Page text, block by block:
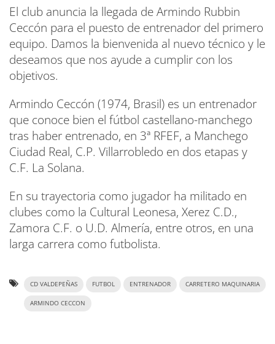
El club anuncia la llegada de Armindo Rubbin
Ceccón para el puesto de entrenador del primero
equipo. Damos la bienvenida al nuevo técnico y le
deseamos que nos ayude a cumplir con los
objetivos.
Armindo Ceccón (1974, Brasil) es un entrenador
que conoce bien el fútbol castellano-manchego
tras haber entrenado, en 3ª RFEF, a Manchego
Ciudad Real, C.P. Villarrobledo en dos etapas y
C.F. La Solana.
En su trayectoria como jugador ha militado en
clubes como la Cultural Leonesa, Xerez C.D.,
Zamora C.F. o U.D. Almería, entre otros, en una
larga carrera como futbolista.
CD VALDEPEÑAS FUTBOL ENTRENADOR CARRETERO MAQUINARIA
ARMINDO CECCON